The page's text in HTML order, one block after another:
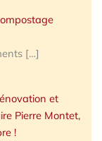
[…]
et
Pierre Montet,
!